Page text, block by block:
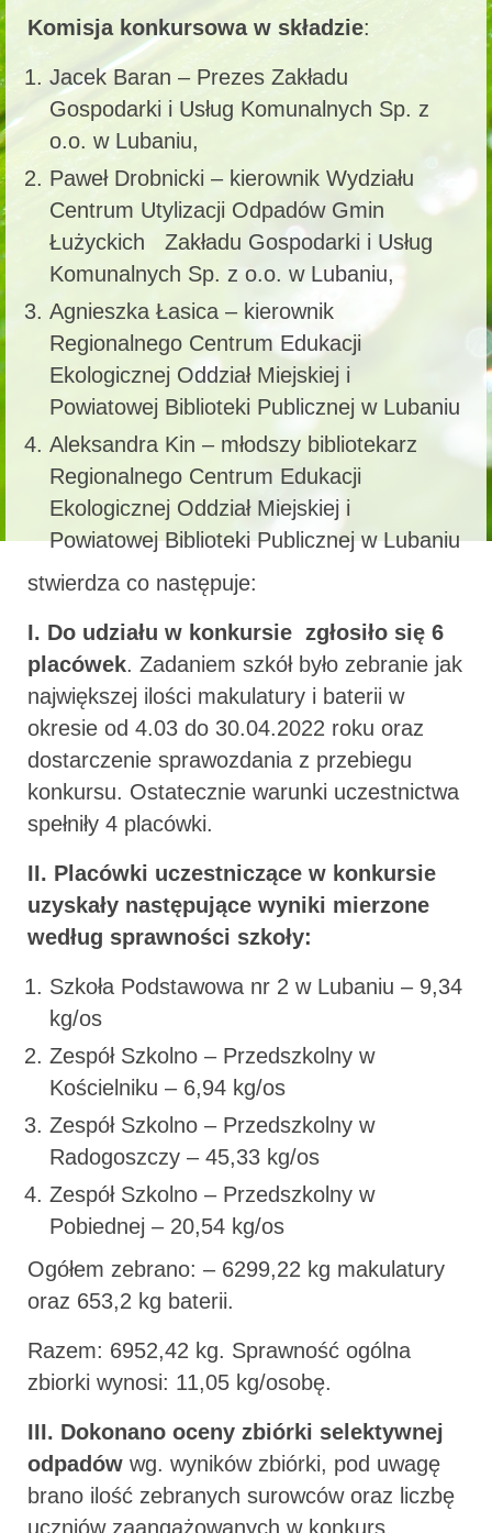
Komisja konkursowa w składzie:
Jacek Baran – Prezes Zakładu
Gospodarki i Usług Komunalnych Sp. z
o.o. w Lubaniu,
Paweł Drobnicki – kierownik Wydziału
Centrum Utylizacji Odpadów Gmin
Łużyckich Zakładu Gospodarki i Usług
Komunalnych Sp. z o.o. w Lubaniu,
Agnieszka Łasica – kierownik
Regionalnego Centrum Edukacji
Ekologicznej Oddział Miejskiej i
Powiatowej Biblioteki Publicznej w Lubaniu
Aleksandra Kin – młodszy bibliotekarz
Regionalnego Centrum Edukacji
Ekologicznej Oddział Miejskiej i
Powiatowej Biblioteki Publicznej w Lubaniu
stwierdza co następuje:
I. Do udziału w konkursie zgłosiło się 6
placówek. Zadaniem szkół było zebranie jak
największej ilości makulatury i baterii w
okresie od 4.03 do 30.04.2022 roku oraz
dostarczenie sprawozdania z przebiegu
konkursu. Ostatecznie warunki uczestnictwa
spełniły 4 placówki.
II. Placówki uczestniczące w konkursie
uzyskały następujące wyniki mierzone
według sprawności szkoły:
Szkoła Podstawowa nr 2 w Lubaniu – 9,34
kg/os
Zespół Szkolno – Przedszkolny w
Kościelniku – 6,94 kg/os
Zespół Szkolno – Przedszkolny w
Radogoszczy – 45,33 kg/os
Zespół Szkolno – Przedszkolny w
Pobiednej – 20,54 kg/os
Ogółem zebrano: – 6299,22 kg makulatury
oraz 653,2 kg baterii.
Razem: 6952,42 kg. Sprawność ogólna
zbiorki wynosi: 11,05 kg/osobę.
III. Dokonano oceny zbiórki selektywnej
odpadów wg. wyników zbiórki, pod uwagę
brano ilość zebranych surowców oraz liczbę
uczniów zaangażowanych w konkurs.